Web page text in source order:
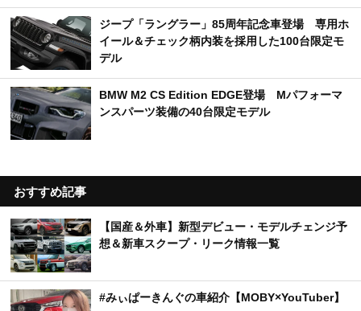
ジープ「ラングラー」85周年記念車登場 専用ホ
イール＆チェック柄内装を採用した100台限定モ
デル
BMW M2 CS Edition EDGE登場 Mパフォーマ
ンスパーツ装備の40台限定モデル
おすすめ記事
【国産＆外車】新型デビュー・モデルチェンジ予
想＆新車スクープ・リーク情報一覧
#みぃぱーきんぐの車紹介【MOBY×YouTuber】